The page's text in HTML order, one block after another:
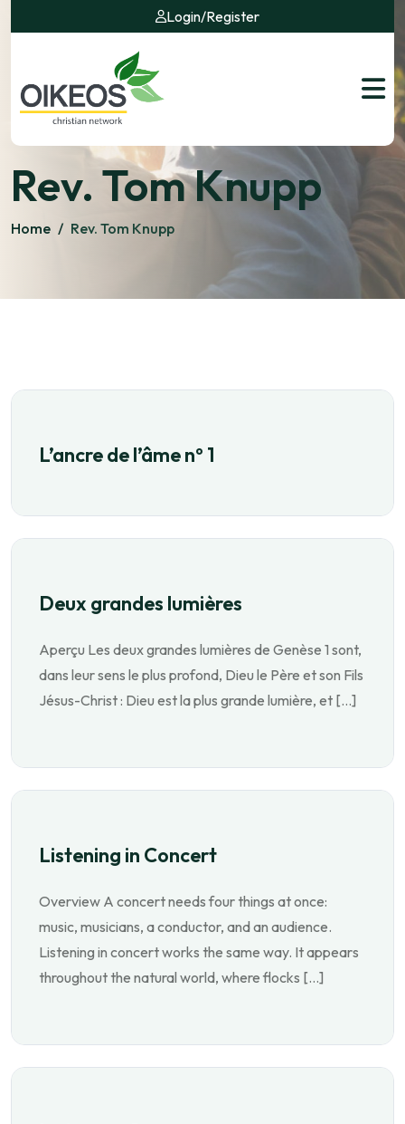
Login/Register
Rev. Tom Knupp
Home / Rev. Tom Knupp
L’ancre de l’âme nº 1
Deux grandes lumières
Aperçu Les deux grandes lumières de Genèse 1 sont,
dans leur sens le plus profond, Dieu le Père et son Fils
Jésus-Christ : Dieu est la plus grande lumière, et […]
Listening in Concert
Overview A concert needs four things at once:
music, musicians, a conductor, and an audience.
Listening in concert works the same way. It appears
throughout the natural world, where flocks […]